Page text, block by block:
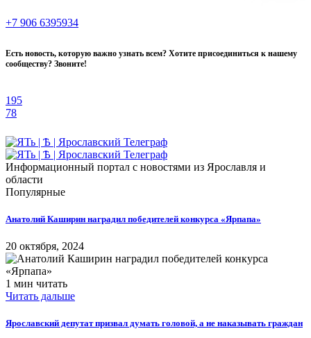
+7 906 6395934
Есть новость, которую важно узнать всем? Хотите присоединиться к нашему
сообществу? Звоните!
195
78
Информационный портал с новостями из Ярославля и
области
Популярные
Анатолий Каширин наградил победителей конкурса «Ярпапа»
20 октября, 2024
1 мин читать
Читать дальше
Ярославский депутат призвал думать головой, а не наказывать граждан